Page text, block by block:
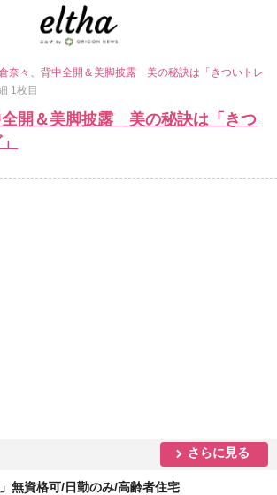
奈々、背中全開＆美脚披露 美の秘訣は「きついトレ
1枚目
開＆美脚披露 美の秘訣は「きつ
さらに見る
無資格可/日勤のみ/高齢者住宅